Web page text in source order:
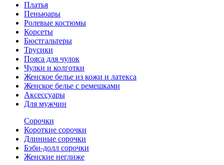
Платья
Пеньюары
Ролевые костюмы
Корсеты
Бюстгальтеры
Трусики
Пояса для чулок
Чулки и колготки
Женское белье из кожи и латекса
Женское белье с ремешками
Аксессуары
Для мужчин
Сорочки
Короткие сорочки
Длинные сорочки
Бэби-долл сорочки
Женские неглиже